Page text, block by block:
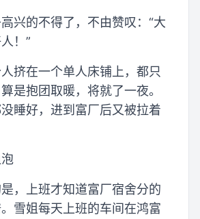
兴的不得了，不由赞叹：“大
！”
挤在一个单人床铺上，都只
是抱团取暖，将就了一夜。
睡好，进到富厂后又被拉着
，上班才知道富厂宿舍分的
雪姐每天上班的车间在鸿富